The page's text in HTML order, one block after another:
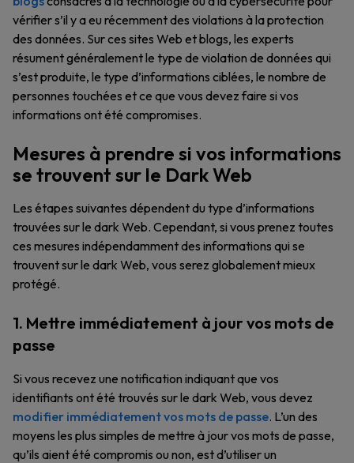
vérifier s’il y a eu récemment des violations à la protection
des données. Sur ces sites Web et blogs, les experts
résument généralement le type de violation de données qui
s’est produite, le type d’informations ciblées, le nombre de
personnes touchées et ce que vous devez faire si vos
informations ont été compromises.
Mesures à prendre si vos informations
se trouvent sur le Dark Web
Les étapes suivantes dépendent du type d’informations
trouvées sur le dark Web. Cependant, si vous prenez toutes
ces mesures indépendamment des informations qui se
trouvent sur le dark Web, vous serez globalement mieux
protégé.
1. Mettre immédiatement à jour vos mots de
passe
Si vous recevez une notification indiquant que vos
identifiants ont été trouvés sur le dark Web, vous devez
modifier immédiatement vos mots de passe. L’un des
moyens les plus simples de mettre à jour vos mots de passe,
qu’ils aient été compromis ou non, est d’utiliser un